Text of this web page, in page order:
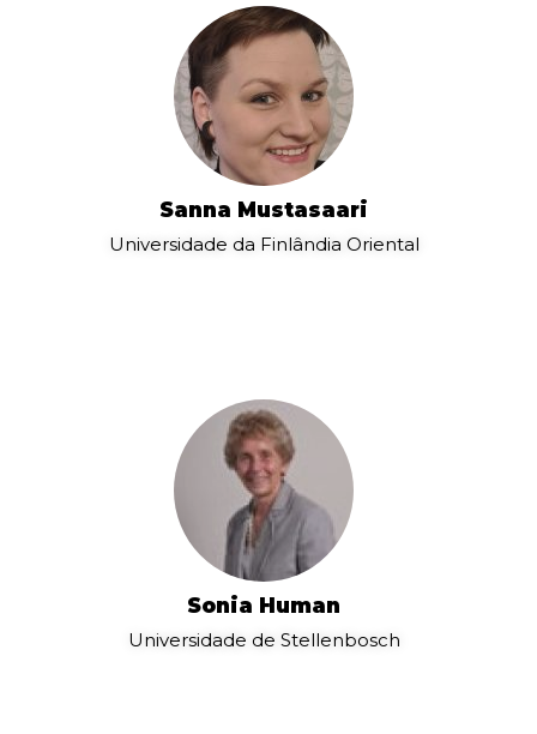
Sanna Mustasaari
Universidade da Finlândia Oriental
Sonia Human
Universidade de Stellenbosch